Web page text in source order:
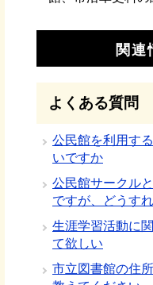
関連
よくある質問
公民館を利用す
いですか
公民館サークル
ですが、どうす
生涯学習活動に
て欲しい
市立図書館の住